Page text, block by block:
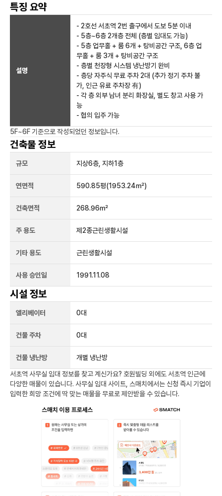
특징 요약
설명
- 2호선 서초역 2번 출구에서 도보 5분 이내
- 5층~6층 2개층 전체 (층별 임대도 가능)
- 5층 업무홀 + 룸 6개 + 탕비공간 구조, 6층 업
무홀 + 룸 3개 + 탕비공간 구조
- 층별 천장형 시스템 냉난방기 완비
- 층당 자주식 무료 주차 2대 (추가 정기 주차 불
가, 인근 유료 주차장 有)
- 각 층 외부 남녀 분리 화장실, 별도 창고 사용 가
능
- 협의 입주 가능
5F~6F 기준으로 작성되었던 정보입니다.
건축물 정보
규모 지상6층, 지하1층
연면적 590.85평(1953.24㎡)
건축면적 268.96㎡
주 용도 제2종근린생활시설
기타 용도 근린생활시설
사용 승인일 1991.11.08
시설 정보
엘리베이터 0대
건물 주차 0대
건물 냉난방 개별 냉난방
서초역 사무실 임대 정보를 찾고 계신가요? 호원빌딩 외에도 서초역 인근에
다양한 매물이 있습니다. 사무실 임대 사이트, 스매치에서는 신청 즉시 기업이
입력한 희망 조건에 딱 맞는 매물을 무료로 제안받을 수 있습니다.